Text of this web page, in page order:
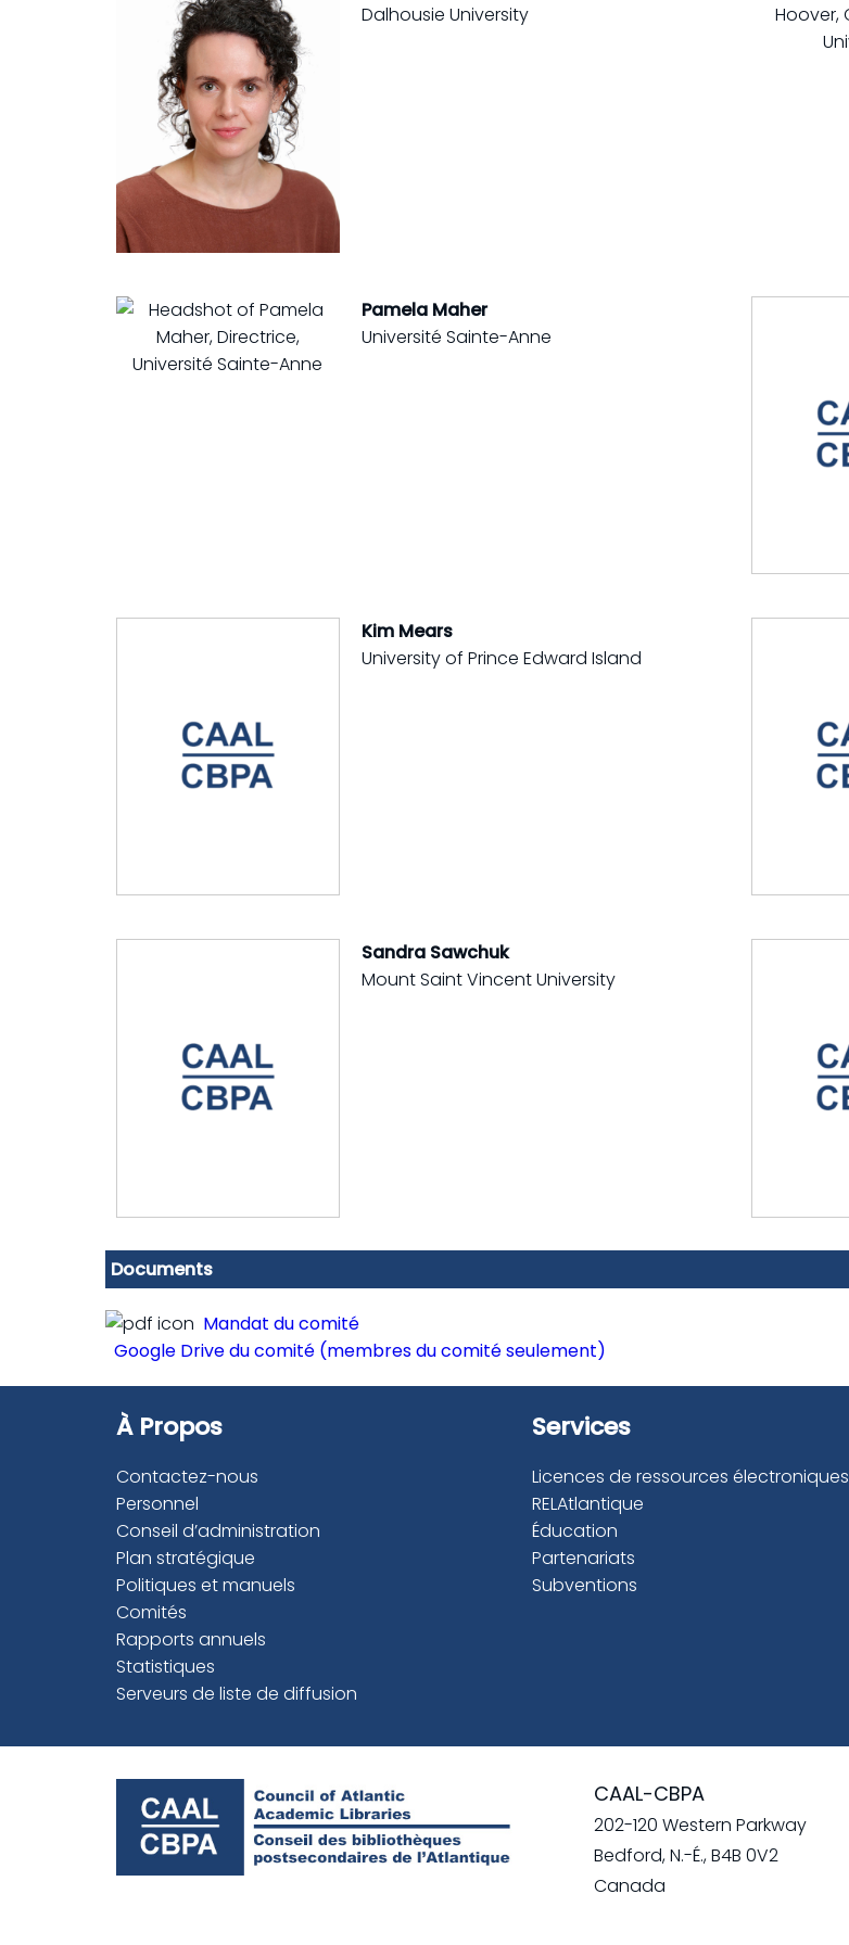
Dalhousie University
Pamela Maher
Université Sainte-Anne
Kim Mears
University of Prince Edward Island
Sandra Sawchuk
Mount Saint Vincent University
Documents
Mandat du comité
Google Drive du comité (membres du comité seulement)
À Propos
Contactez-nous
Personnel
Conseil d’administration
Plan stratégique
Politiques et manuels
Comités
Rapports annuels
Statistiques
Serveurs de liste de diffusion
Services
Licences de ressources électroniques
RELAtlantique
Éducation
Partenariats
Subventions
CAAL-CBPA
202-120 Western Parkway
Bedford, N.-É., B4B 0V2
Canada